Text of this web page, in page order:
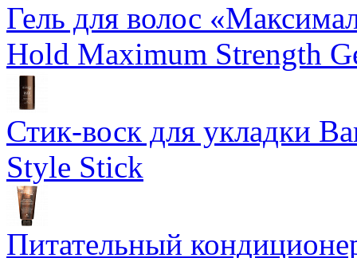
Гель для волос
Hold Maximum Strength
Стик-воск для укладки
Style Stick
Питательный